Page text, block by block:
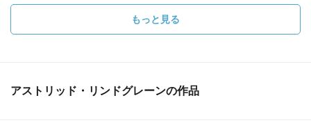
もっと見る
アストリッド・リンドグレーンの作品